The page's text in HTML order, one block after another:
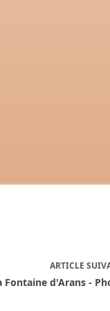
ARTICLE
Fontaine d'Arans -